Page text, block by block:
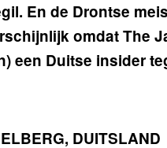
En de Drontse
omdat The
een Duitse insider
DUITSLAND